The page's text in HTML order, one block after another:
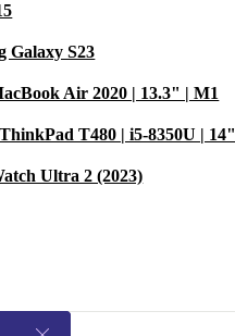
Galaxy S23
Air 2020 | 13.3" | M1
T480 | i5-8350U | 14"
Ultra 2 (2023)